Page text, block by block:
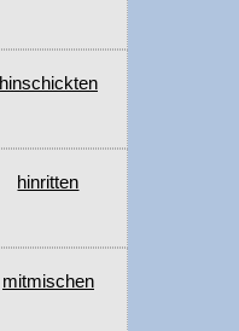
hinschickten
hinritten
mitmischen